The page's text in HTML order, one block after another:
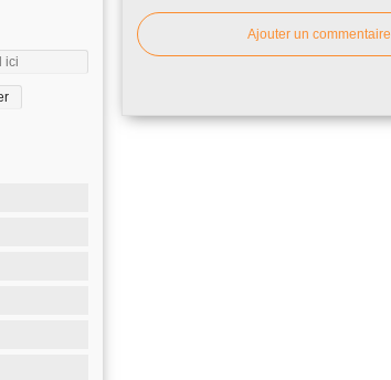
Ajouter un commentaire